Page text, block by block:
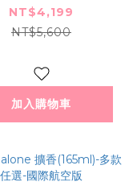
版
NT$4,199
NT$5,600
加入購物車